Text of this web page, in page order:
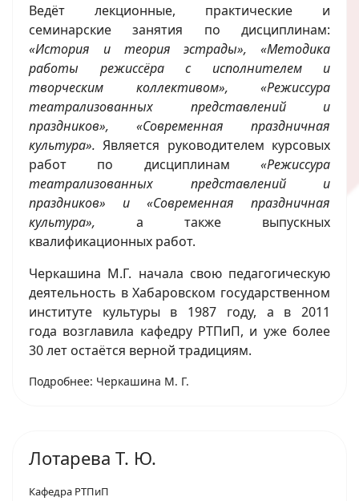
Ведёт лекционные, практические и
семинарские занятия по дисциплинам:
«История и теория эстрады», «Методика
работы режиссёра с исполнителем и
творческим коллективом», «Режиссура
театрализованных представлений и
праздников», «Современная праздничная
культура». Является руководителем курсовых
работ по дисциплинам «Режиссура
театрализованных представлений и
праздников» и «Современная праздничная
культура», а также выпускных
квалификационных работ.
Черкашина М.Г. начала свою педагогическую
деятельность в Хабаровском государственном
институте культуры в 1987 году, а в 2011
года возглавила кафедру РТПиП, и уже более
30 лет остаётся верной традициям.
Подробнее: Черкашина М. Г.
Лотарева Т. Ю.
Кафедра РТПиП